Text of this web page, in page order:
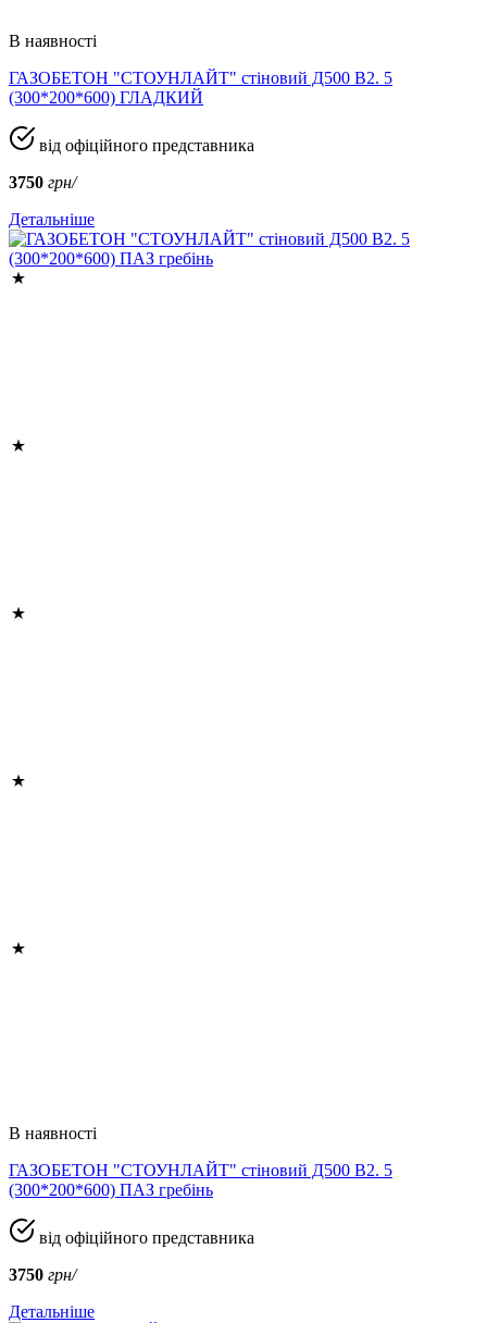
В наявності
ГАЗОБЕТОН "СТОУНЛАЙТ" стіновий Д500 В2. 5
(300*200*600) ГЛАДКИЙ
від офіційного представника
3750 грн/
Детальніше
В наявності
ГАЗОБЕТОН "СТОУНЛАЙТ" стіновий Д500 В2. 5
(300*200*600) ПАЗ гребінь
від офіційного представника
3750 грн/
Детальніше